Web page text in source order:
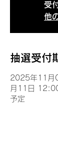
受
他
抽選受付
2025年11月
月11日
予定